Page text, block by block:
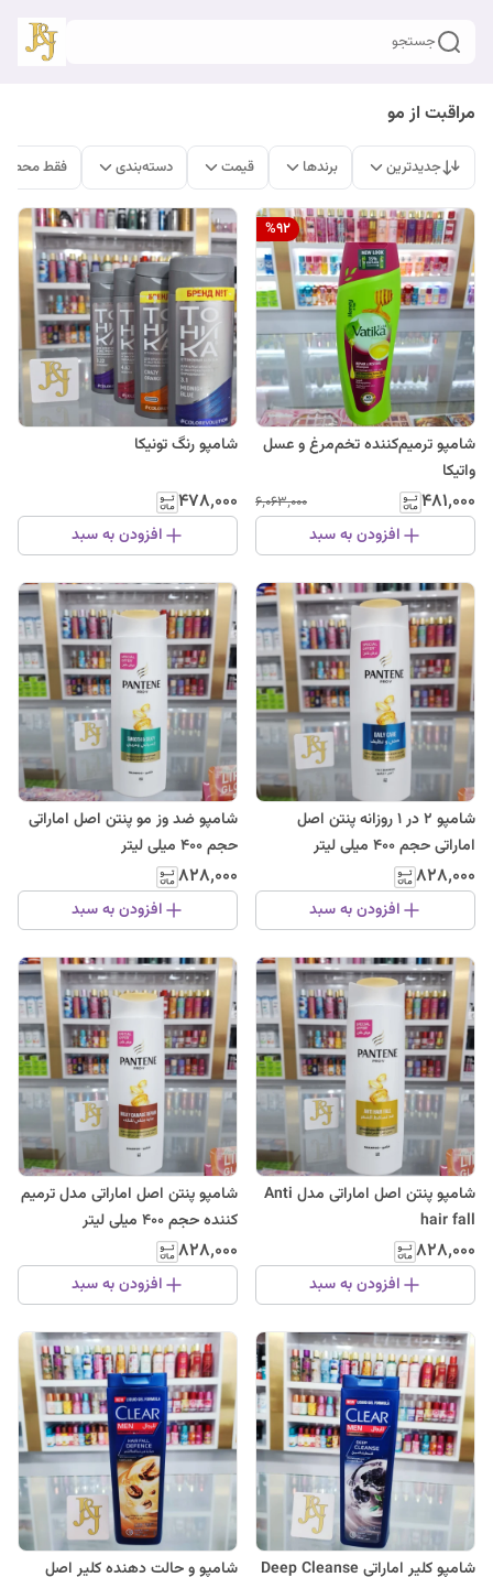
جستجو
مراقبت از مو
جدیدترین برندها قیمت دسته‌بندی فقط
%92
شامپو ترمیم‌کننده تخم‌مرغ و عسل
واتیکا
۴۸۱٬۰۰۰ ۶٬۰۶۳٬۰۰۰
افزودن به سبد
شامپو رنگ تونیکا
۴۷۸٬۰۰۰
افزودن به سبد
شامپو 2 در 1 روزانه پنتن اصل
اماراتی حجم 400 میلی لیتر
۸۲۸٬۰۰۰
افزودن به سبد
شامپو ضد وز مو پنتن اصل اماراتی
حجم 400 میلی لیتر
۸۲۸٬۰۰۰
افزودن به سبد
شامپو پنتن اصل اماراتی مدل Anti
hair fall
۸۲۸٬۰۰۰
افزودن به سبد
شامپو پنتن اصل اماراتی مدل ترمیم
کننده حجم ۴۰۰ میلی لیتر
۸۲۸٬۰۰۰
افزودن به سبد
شامپو کلیر اماراتی Deep Cleanse
شامپو و حالت دهنده کلیر اصل